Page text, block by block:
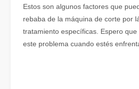
Estos son algunos factores que
rebaba de la máquina de corte por
tratamiento específicas. Espero
este problema cuando estés